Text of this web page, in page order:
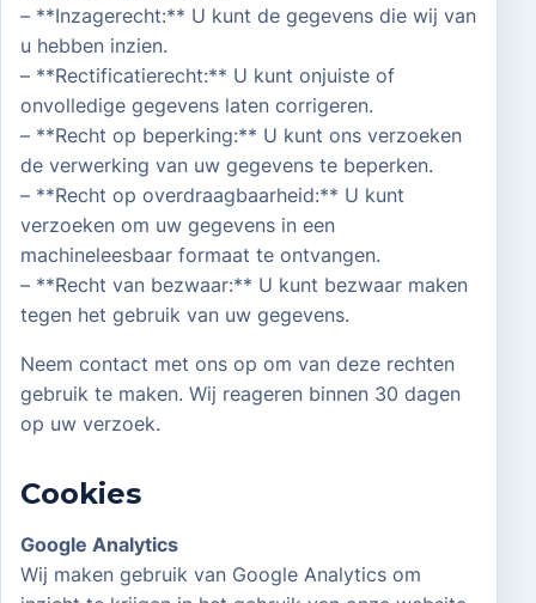
– **Inzagerecht:** U kunt de gegevens die wij van
u hebben inzien.
– **Rectificatierecht:** U kunt onjuiste of
onvolledige gegevens laten corrigeren.
– **Recht op beperking:** U kunt ons verzoeken
de verwerking van uw gegevens te beperken.
– **Recht op overdraagbaarheid:** U kunt
verzoeken om uw gegevens in een
machineleesbaar formaat te ontvangen.
– **Recht van bezwaar:** U kunt bezwaar maken
tegen het gebruik van uw gegevens.
Neem contact met ons op om van deze rechten
gebruik te maken. Wij reageren binnen 30 dagen
op uw verzoek.
Cookies
Google Analytics
Wij maken gebruik van Google Analytics om